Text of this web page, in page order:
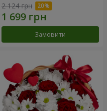
2 124 грн
Замовити